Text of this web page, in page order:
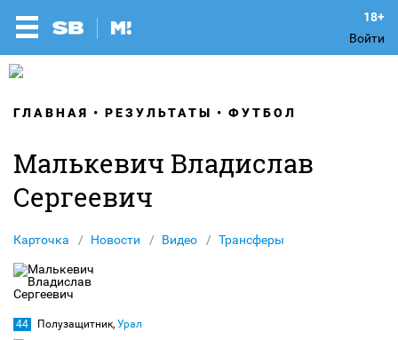
Войти
ГЛАВНАЯ РЕЗУЛЬТАТЫ ФУТБОЛ
Малькевич Владислав
Сергеевич
Карточка Новости Видео Трансферы
44 Полузащитник, Урал